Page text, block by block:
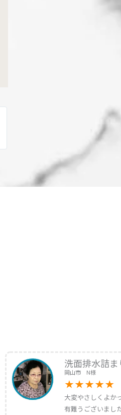
洗面排水詰
岡山市 N様
大変やさしくよか
有難うございました